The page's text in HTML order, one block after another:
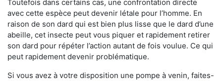
Toutefois dans certains cas, une confrontation directe
avec cette espèce peut devenir létale pour l’homme. En
raison de son dard qui est bien plus lisse que le dard d’une
abeille, cet insecte peut vous piquer et rapidement retirer
son dard pour répéter l’action autant de fois voulue. Ce qui
peut rapidement devenir problématique.
Si vous avez à votre disposition une pompe à venin, faites-